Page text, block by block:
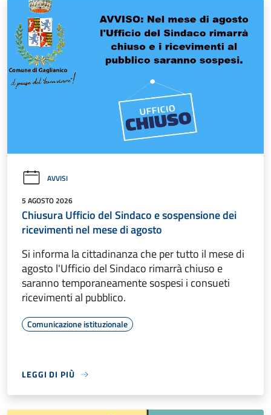
AVVISI
5 AGOSTO 2026
Chiusura Ufficio del Sindaco e sospensione dei
ricevimenti nel mese di agosto
Si informa la cittadinanza che per tutto il mese di
agosto l'Ufficio del Sindaco rimarrà chiuso e
saranno temporaneamente sospesi i consueti
ricevimenti al pubblico.
Comunicazione istituzionale
LEGGI DI PIÙ